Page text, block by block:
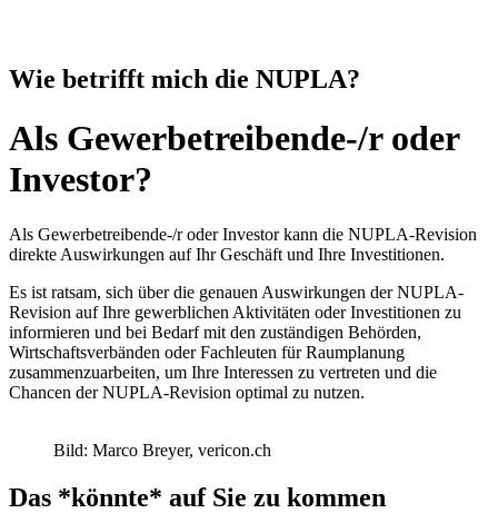
Wie betrifft mich die NUPLA?
Als Gewerbetreibende-/r oder
Investor?
Als Gewerbetreibende-/r oder Investor kann die NUPLA-Revision
direkte Auswirkungen auf Ihr Geschäft und Ihre Investitionen.
Es ist ratsam, sich über die genauen Auswirkungen der NUPLA-
Revision auf Ihre gewerblichen Aktivitäten oder Investitionen zu
informieren und bei Bedarf mit den zuständigen Behörden,
Wirtschaftsverbänden oder Fachleuten für Raumplanung
zusammenzuarbeiten, um Ihre Interessen zu vertreten und die
Chancen der NUPLA-Revision optimal zu nutzen.
Bild: Marco Breyer, vericon.ch
Das *könnte* auf Sie zu kommen